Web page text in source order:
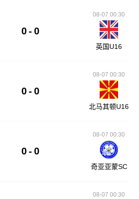
0 - 0
08-07 00:30
英国U16
0 - 0
08-07 00:30
北马其顿U16
0 - 0
08-07 00:30
奇亚亚蒙SC
08-07 00:30